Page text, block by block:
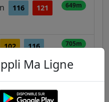
116
121
649m
102
116
705m
Ma Ligne